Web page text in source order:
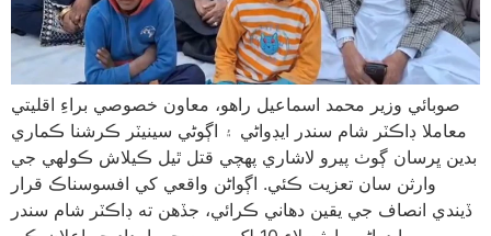
صوبائي وزير محمد اسماعيل راهو، معاون خصوصي براءِ اقليتي
معاملا ڊاڪٽر شام سندر ايڊواڻي ۽ اڳوڻي سينيٽر ڪرشنا ڪماري
بدين ڀرسان ڳوٺ پيرو لاشاري پهچي قتل ٿيل ڪيلاش ڪولهي جي
وارثن سان تعزيت ڪئي. اڳواڻن واقعي کي افسوسناڪ قرار
ڏيندي انصاف جي يقين دهاني ڪرائي، جڏهن ته ڊاڪٽر شام سندر